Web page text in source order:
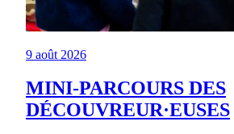
9 août 2026
MINI-PARCOURS DES
DÉCOUVREUR·EUSES